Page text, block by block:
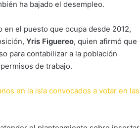
ha bajado el desempleo.
el puesto que ocupa desde 2012,
Yris Figuereo, quien afirmó que
para contabilizar a la población
de trabajo.
en la isla convocados a votar en las